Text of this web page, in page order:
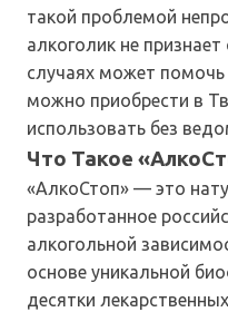
такой проблемой
алкоголик не
случаях может
можно приобрести в
использовать без
Что Такое
«АлкоСтоп» — это
разработанное
алкогольной
основе уникальной
десятки